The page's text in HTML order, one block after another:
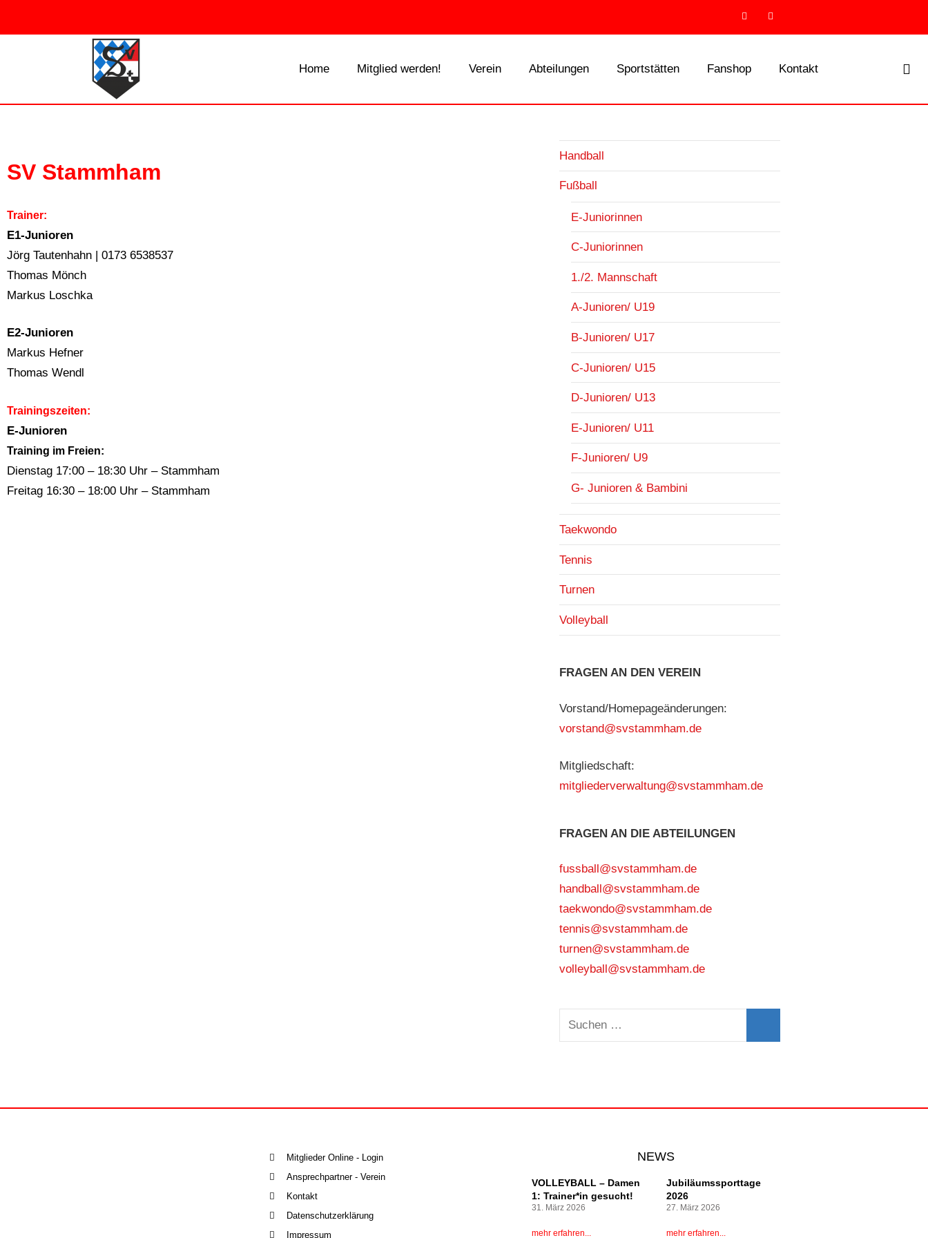
Home Mitglied werden! Verein Abteilungen Sportstätten Fanshop Kontakt
SV Stammham
Trainer:
E1-Junioren
Jörg Tautenhahn | 0173 6538537
Thomas Mönch
Markus Loschka
E2-Junioren
Markus Hefner
Thomas Wendl
Trainingszeiten:
E-Junioren
Training im Freien:
Dienstag 17:00 – 18:30 Uhr – Stammham
Freitag 16:30 – 18:00 Uhr – Stammham
Handball
Fußball
E-Juniorinnen
C-Juniorinnen
1./2. Mannschaft
A-Junioren/ U19
B-Junioren/ U17
C-Junioren/ U15
D-Junioren/ U13
E-Junioren/ U11
F-Junioren/ U9
G- Junioren & Bambini
Taekwondo
Tennis
Turnen
Volleyball
FRAGEN AN DEN VEREIN
Vorstand/Homepageänderungen:
vorstand@svstammham.de
Mitgliedschaft:
mitgliederverwaltung@svstammham.de
FRAGEN AN DIE ABTEILUNGEN
fussball@svstammham.de
handball@svstammham.de
taekwondo@svstammham.de
tennis@svstammham.de
turnen@svstammham.de
volleyball@svstammham.de
Mitglieder Online - Login
Ansprechpartner - Verein
Kontakt
Datenschutzerklärung
Impressum
NEWS
VOLLEYBALL – Damen
1: Trainer*in gesucht!
31. März 2026
mehr erfahren...
Jubiläumssporttage
2026
27. März 2026
mehr erfahren...